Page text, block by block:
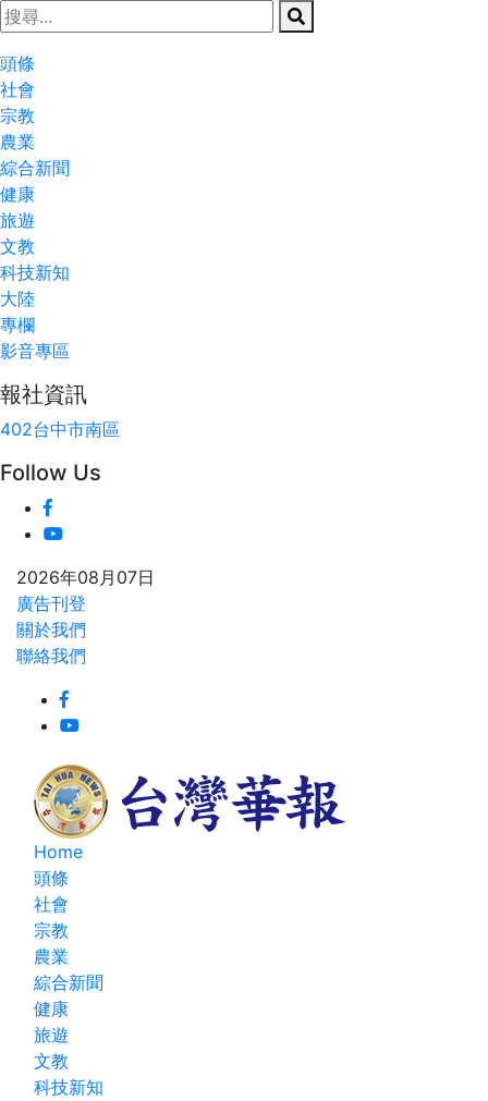
頭條
社會
宗教
農業
綜合新聞
健康
旅遊
文教
科技新知
大陸
專欄
影音專區
報社資訊
402台中市南區
Follow Us
2026年08月07日
廣告刊登
關於我們
聯絡我們
Home
頭條
社會
宗教
農業
綜合新聞
健康
旅遊
文教
科技新知